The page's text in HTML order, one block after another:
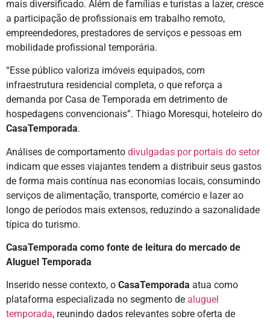
mais diversificado. Além de famílias e turistas a lazer, cresce
a participação de profissionais em trabalho remoto,
empreendedores, prestadores de serviços e pessoas em
mobilidade profissional temporária.
“Esse público valoriza imóveis equipados, com
infraestrutura residencial completa, o que reforça a
demanda por Casa de Temporada em detrimento de
hospedagens convencionais”. Thiago Moresqui, hoteleiro do
CasaTemporada.
Análises de comportamento divulgadas por portais do setor
indicam que esses viajantes tendem a distribuir seus gastos
de forma mais contínua nas economias locais, consumindo
serviços de alimentação, transporte, comércio e lazer ao
longo de períodos mais extensos, reduzindo a sazonalidade
típica do turismo.
CasaTemporada como fonte de leitura do mercado de
Aluguel Temporada
Inserido nesse contexto, o CasaTemporada atua como
plataforma especializada no segmento de aluguel
temporada, reunindo dados relevantes sobre oferta de